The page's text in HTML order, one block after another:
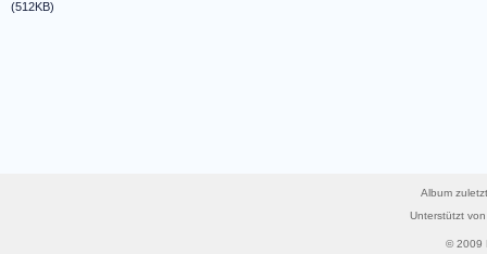
Album
Unterstützt
© 2009